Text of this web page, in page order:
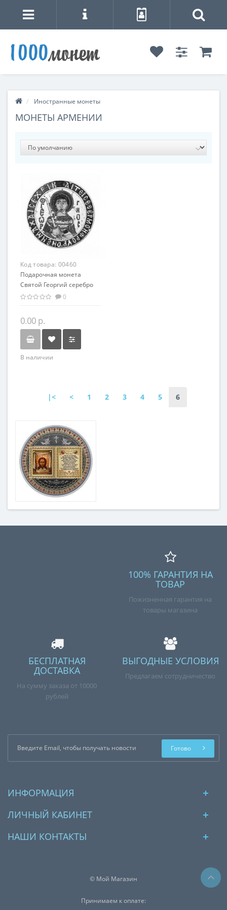
Иностранные монеты
МОНЕТЫ АРМЕНИИ
Код товара: 00460
Подарочная монета
Святой Георгий серебро
50.00 гр - из серии
Христианство
0
0.00 р.
В наличии
|< < 1 2 3 4 5 6
100% ГАРАНТИЯ НА
ТОВАР
Пожизненная гарантия на
товары магазина
БЕСПЛАТНАЯ
ДОСТАВКА
На сумму заказа от 10000
рублей
ВЫГОДНЫЕ УСЛОВИЯ
Предлагаем сотрудничество
Готово
ИНФОРМАЦИЯ
ЛИЧНЫЙ КАБИНЕТ
НАШИ КОНТАКТЫ
© Мой Магазин
Принимаем к оплате: